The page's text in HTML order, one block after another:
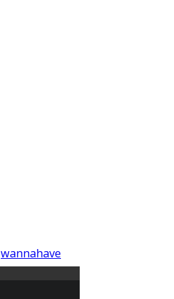
wannahave